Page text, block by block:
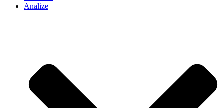
Analize